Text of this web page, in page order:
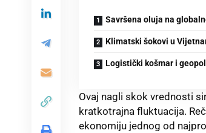
Savršena oluja na
Klimatski šokovi u
Logistički košmar i
Ovaj nagli skok vrednosti
kratkotrajna fluktuacija.
ekonomiju jednog od